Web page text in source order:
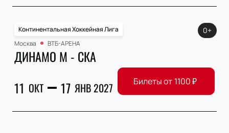
Континентальная Хоккейная Лига
Москва
ВТБ-АРЕНА
ДИНАМО М - СКА
11 ОКТ 17 ЯНВ 2027
0+
Билеты от 1100₽